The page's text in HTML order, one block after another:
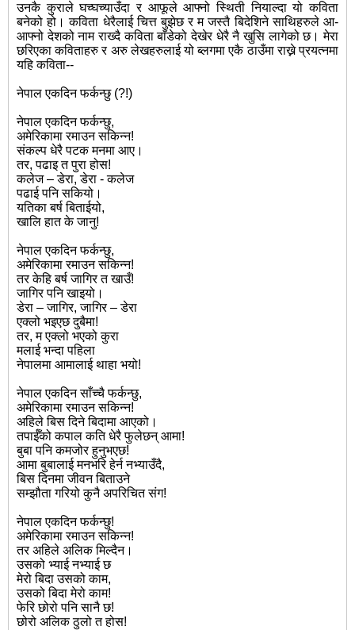
उनकै कुराले घच्घच्याउँदा र आफूले आफ्नो स्थिती नियाल्दा यो कविता
बनेको हो। कविता धेरैलाई चित्त बुझेछ र म जस्तैबिदेशिने साथिहरुले आ-
आफ्नो देशको नाम राख्दै कविता बाँडेको देखेर धेरै नै खुसि लागेको छ। मेरा
छरिएका कविताहरु र अरु लेखहरुलाई यो ब्लगमा एकै ठाउँमा राख्ने प्रयत्नमा
यहि कविता--
नेपाल एकदिन फर्कन्छु (?!)
नेपाल एकदिन फर्कन्छु,
अमेरिकामा रमाउन सकिन्न!
संकल्प धेरै पटक मनमा आए।
तर, पढाइ त पुरा होस!
कलेज – डेरा, डेरा - कलेज
पढाई पनि सकियो।
यतिका बर्ष बिताईयो,
खालि हात के जानु!
नेपाल एकदिन फर्कन्छु,
अमेरिकामा रमाउन सकिन्न!
तर केहि बर्ष जागिर त खाउँ!
जागिर पनि खाइयो।
डेरा – जागिर, जागिर – डेरा
एक्लो भइएछ दुबैमा!
तर, म एक्लो भएको कुरा
मलाई भन्दा पहिला
नेपालमा आमालाई थाहा भयो!
नेपाल एकदिन साँच्चै फर्कन्छु,
अमेरिकामा रमाउन सकिन्न!
अहिले बिस दिने बिदामा आएको।
तपाईँको कपाल कति धेरै फुलेछन् आमा!
बुबा पनि कमजोर हुनुभएछ!
आमा बुबालाई मनभरि हेर्न नभ्याउँदै,
बिस दिनमा जीवन बिताउने
सम्झौता गरियो कुनै अपरिचित संग!
नेपाल एकदिन फर्कन्छु!
अमेरिकामा रमाउन सकिन्न!
तर अहिले अलिक मिल्दैन।
उसको भ्याई नभ्याई छ
मेरो बिदा उसको काम,
उसको बिदा मेरो काम!
फेरि छोरो पनि सानै छ!
छोरो अलिक ठुलो त होस!